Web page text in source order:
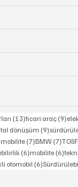
(13)13 yazı
ticari araç (9)9
dönüşüm (9)9 yazı
(7)7 yazı
BMW (7)7
(6)6 yazı
mobilite (6)6
otomobil (6)6 yazı